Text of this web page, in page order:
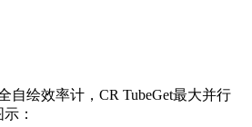
自绘效率计，CR TubeGet最大并行
：